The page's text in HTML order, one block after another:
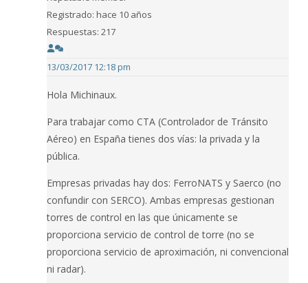
Registrado: hace 10 años
Respuestas: 217
13/03/2017 12:18 pm
Hola Michinaux.
Para trabajar como CTA (Controlador de Tránsito
Aéreo) en España tienes dos vías: la privada y la
pública.
Empresas privadas hay dos: FerroNATS y Saerco (no
confundir con SERCO). Ambas empresas gestionan
torres de control en las que únicamente se
proporciona servicio de control de torre (no se
proporciona servicio de aproximación, ni convencional
ni radar).